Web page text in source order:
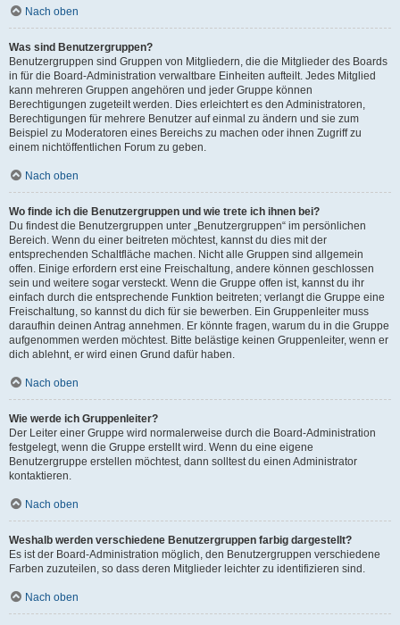
Nach oben
Was sind Benutzergruppen?
Benutzergruppen sind Gruppen von Mitgliedern, die die Mitglieder des Boards
in für die Board-Administration verwaltbare Einheiten aufteilt. Jedes Mitglied
kann mehreren Gruppen angehören und jeder Gruppe können
Berechtigungen zugeteilt werden. Dies erleichtert es den Administratoren,
Berechtigungen für mehrere Benutzer auf einmal zu ändern und sie zum
Beispiel zu Moderatoren eines Bereichs zu machen oder ihnen Zugriff zu
einem nichtöffentlichen Forum zu geben.
Nach oben
Wo finde ich die Benutzergruppen und wie trete ich ihnen bei?
Du findest die Benutzergruppen unter „Benutzergruppen“ im persönlichen
Bereich. Wenn du einer beitreten möchtest, kannst du dies mit der
entsprechenden Schaltfläche machen. Nicht alle Gruppen sind allgemein
offen. Einige erfordern erst eine Freischaltung, andere können geschlossen
sein und weitere sogar versteckt. Wenn die Gruppe offen ist, kannst du ihr
einfach durch die entsprechende Funktion beitreten; verlangt die Gruppe eine
Freischaltung, so kannst du dich für sie bewerben. Ein Gruppenleiter muss
daraufhin deinen Antrag annehmen. Er könnte fragen, warum du in die Gruppe
aufgenommen werden möchtest. Bitte belästige keinen Gruppenleiter, wenn er
dich ablehnt, er wird einen Grund dafür haben.
Nach oben
Wie werde ich Gruppenleiter?
Der Leiter einer Gruppe wird normalerweise durch die Board-Administration
festgelegt, wenn die Gruppe erstellt wird. Wenn du eine eigene
Benutzergruppe erstellen möchtest, dann solltest du einen Administrator
kontaktieren.
Nach oben
Weshalb werden verschiedene Benutzergruppen farbig dargestellt?
Es ist der Board-Administration möglich, den Benutzergruppen verschiedene
Farben zuzuteilen, so dass deren Mitglieder leichter zu identifizieren sind.
Nach oben